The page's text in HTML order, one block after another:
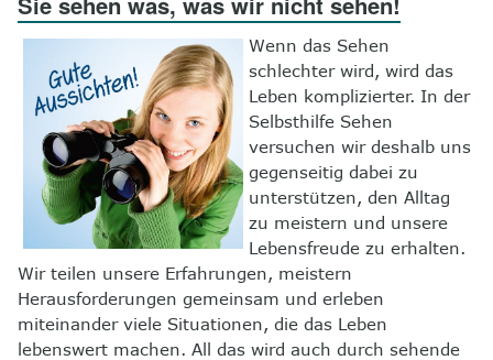
8
Kontakt
Wenn das Sehen
schlechter wird, wird das
Leben komplizierter. In der
Selbsthilfe Sehen
versuchen wir deshalb uns
gegenseitig dabei zu
unterstützen, den Alltag
zu meistern und unsere
Lebensfreude zu erhalten.
Wir teilen unsere Erfahrungen, meistern
Herausforderungen gemeinsam und erleben
miteinander viele Situationen, die das Leben
lebenswert machen. All das wird auch durch sehende